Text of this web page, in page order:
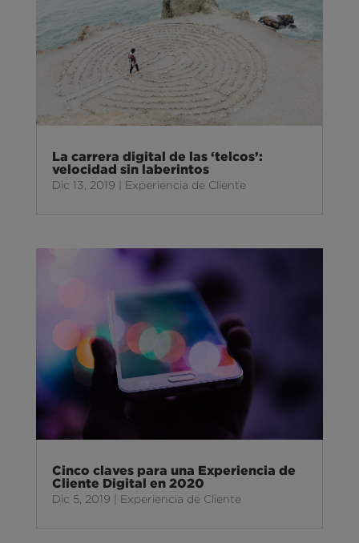
La carrera digital de las ‘telcos’:
velocidad sin laberintos
Dic 13, 2019 Experiencia de Cliente
Cinco claves para una Experiencia de
Cliente Digital en 2020
Dic 5, 2019 Experiencia de Cliente